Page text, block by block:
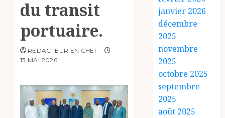
du transit
portuaire.
RÉDACTEUR EN CHEF
13 MAI 2026
janvier 2026
décembre
2025
novembre
2025
octobre 2025
septembre
2025
août 2025